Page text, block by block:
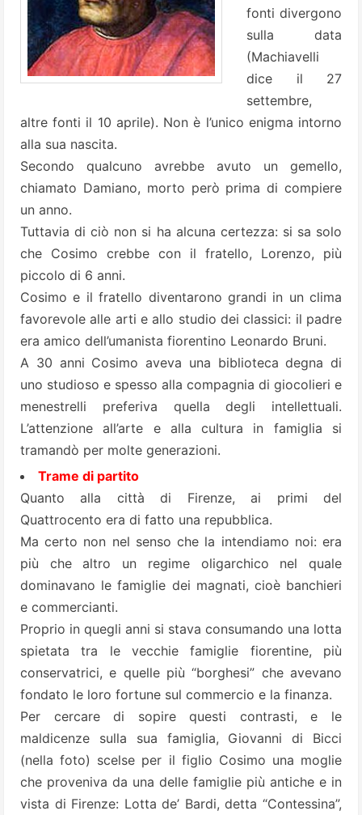
fonti divergono
sulla data
(Machiavelli
dice il 27
settembre,
altre fonti il 10 aprile). Non è l’unico enigma intorno
alla sua nascita.
Secondo qualcuno avrebbe avuto un gemello,
chiamato Damiano, morto però prima di compiere
un anno.
Tuttavia di ciò non si ha alcuna certezza: si sa solo
che Cosimo crebbe con il fratello, Lorenzo, più
piccolo di 6 anni.
Cosimo e il fratello diventarono grandi in un clima
favorevole alle arti e allo studio dei classici: il padre
era amico dell’umanista fiorentino Leonardo Bruni.
A 30 anni Cosimo aveva una biblioteca degna di
uno studioso e spesso alla compagnia di giocolieri e
menestrelli preferiva quella degli intellettuali.
L’attenzione all’arte e alla cultura in famiglia si
tramandò per molte generazioni.
Trame di partito
Quanto alla città di Firenze, ai primi del
Quattrocento era di fatto una repubblica.
Ma certo non nel senso che la intendiamo noi: era
più che altro un regime oligarchico nel quale
dominavano le famiglie dei magnati, cioè banchieri
e commercianti.
Proprio in quegli anni si stava consumando una lotta
spietata tra le vecchie famiglie fiorentine, più
conservatrici, e quelle più “borghesi” che avevano
fondato le loro fortune sul commercio e la finanza.
Per cercare di sopire questi contrasti, e le
maldicenze sulla sua famiglia, Giovanni di Bicci
(nella foto) scelse per il figlio Cosimo una moglie
che proveniva da una delle famiglie più antiche e in
vista di Firenze: Lotta de’ Bardi, detta “Contessina”,